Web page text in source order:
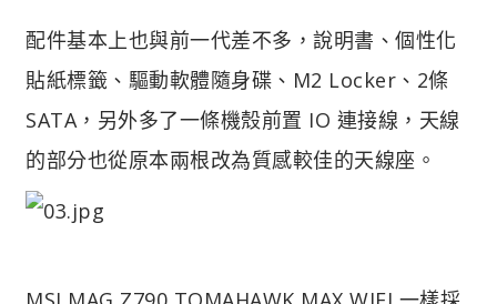
配件基本上也與前一代差不多，說明書、個性化
貼紙標籤、驅動軟體隨身碟、M2 Locker、2條
SATA，另外多了一條機殼前置 IO 連接線，天線
的部分也從原本兩根改為質感較佳的天線座。